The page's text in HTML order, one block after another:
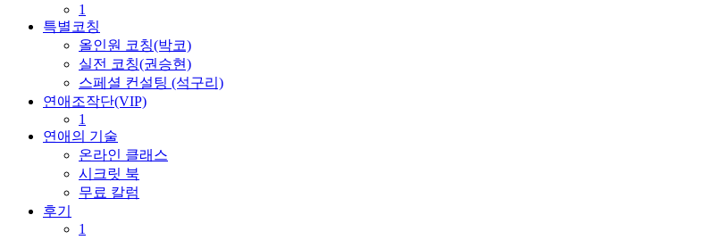
1
특별코칭
올인원 코칭(박코)
실전 코칭(권승현)
스페셜 컨설팅 (석구리)
연애조작단(VIP)
1
연애의 기술
온라인 클래스
시크릿 북
무료 칼럼
후기
1